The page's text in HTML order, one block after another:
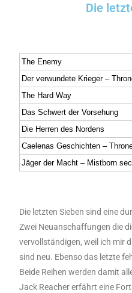
Die
The Enemy
Der verwundete Krieger –
The Hard Way
Das Schwert der Vorsehung
Die Herren des Nordens
Caelenas Geschichten –
Jäger der Macht – Mistborn
Die letzten Sieben sind eine
Zwei Neuanschaffungen die
vervollständigen, weil ich mir
sind neu. Ebenso das letzte
Beide Reihen werden damit
Jack Reacher erfährt eine